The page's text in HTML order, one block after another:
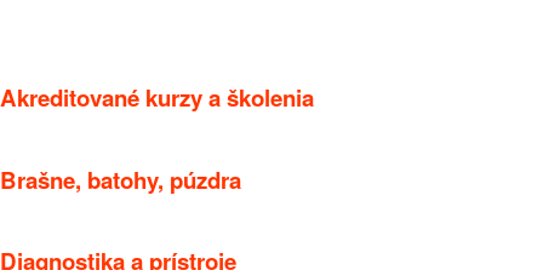
Akreditované kurzy a školenia
Brašne, batohy, púzdra
Diagnostika a prístroje